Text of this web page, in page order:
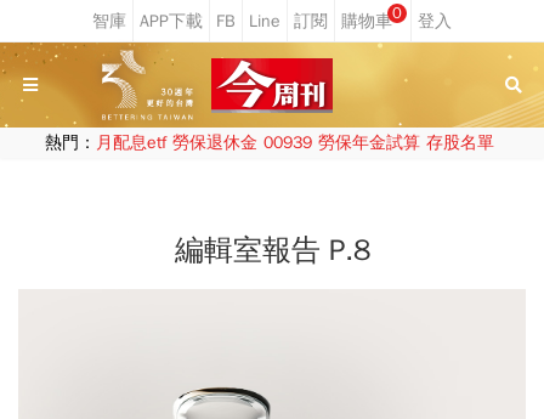
0
熱門： 月配息etf 勞保退休金 00939 勞保年金試算 存股名單
編輯室報告 P.8